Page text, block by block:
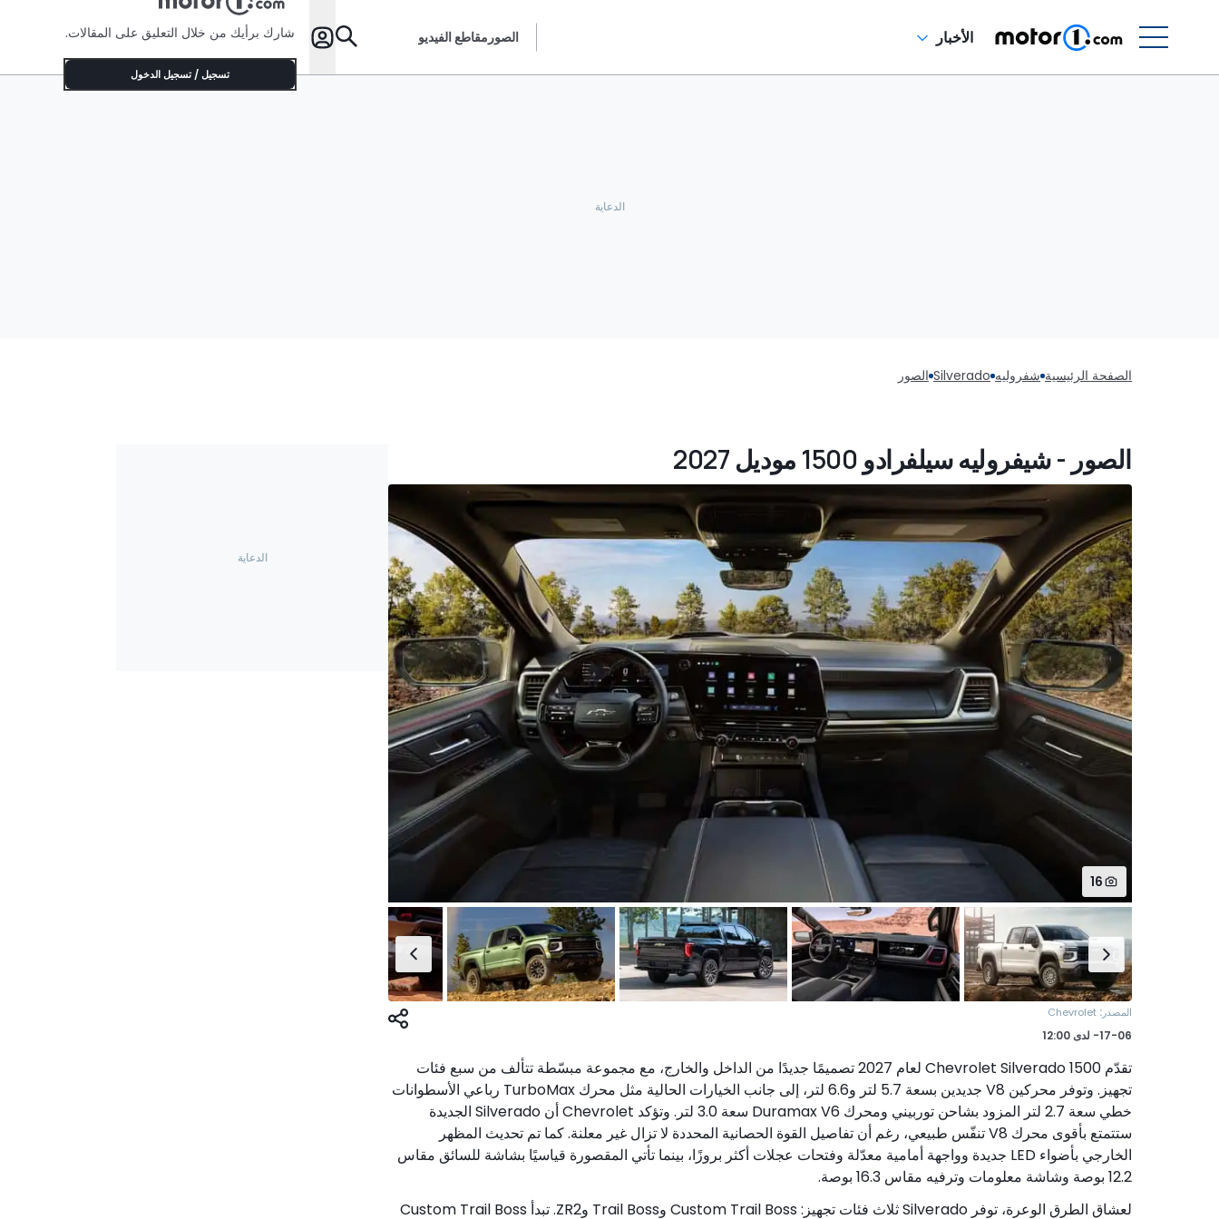
الأخبار الصور مقاطع الفيديو شارك برأيك من خلال التعليق على المقالات.
تسجيل / تسجيل الدخول
الصفحة الرئيسية شفروليه Silverado الصور
الصور - شيفروليه سيلفرادو 1500 موديل 2027
16
المصدر:
Chevrolet
17-06- لدى
تقدّم Chevrolet Silverado 1500 لعام 2027 تصميمًا جديدًا من الداخل والخارج، مع مجموعة مبسّطة تتألف من سبع فئات
تجهيز. وتوفر محركين V8 جديدين بسعة 5.7 لتر و6.6 لتر، إلى جانب الخيارات الحالية مثل محرك TurboMax رباعي الأسطوانات
خطي سعة 2.7 لتر المزود بشاحن توربيني ومحرك Duramax V6 سعة 3.0 لتر. وتؤكد Chevrolet أن Silverado الجديدة
ستتمتع بأقوى محرك V8 تنفّس طبيعي، رغم أن تفاصيل القوة الحصانية المحددة لا تزال غير معلنة. كما تم تحديث المظهر
الخارجي بأضواء LED جديدة وواجهة أمامية معدّلة وفتحات عجلات أكثر بروزًا، بينما تأتي المقصورة قياسيًا بشاشة للسائق مقاس
12.2 بوصة وشاشة معلومات وترفيه مقاس 16.3 بوصة.
لعشاق الطرق الوعرة، توفر Silverado ثلاث فئات تجهيز: Custom Trail Boss وTrail Boss وZR2. تبدأ Custom Trail Boss